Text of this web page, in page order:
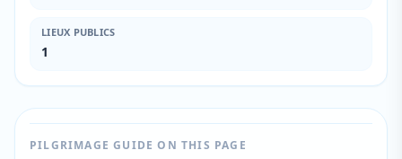
LIEUX PUBLICS
1
PILGRIMAGE GUIDE ON THIS PAGE